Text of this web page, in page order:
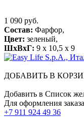
1 090 руб.
Состав: Фарфор,
Цвет: зеленый,
ШхВхГ: 9 x 10,5 x 9
ДОБАВИТЬ В
Добавить в Список
Для оформления
+7 911 924 49 36